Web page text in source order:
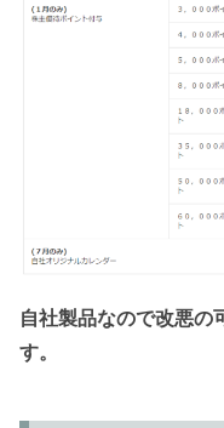
自社製品なので改悪の
す。